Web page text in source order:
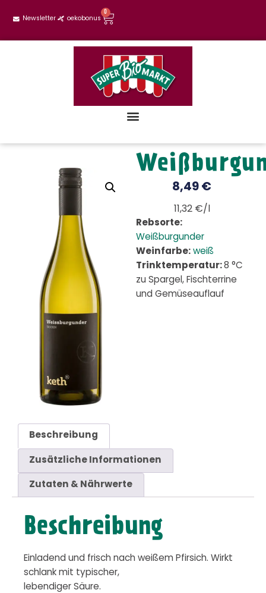
Newsletter oekobonus
0
8,49 €
11,32 €/l
Rebsorte:
Weißburgunder
Weinfarbe: weiß
Trinktemperatur: 8 °C
zu Spargel, Fischterrine
und Gemüseauflauf
Beschreibung
Zusätzliche Informationen
Zutaten & Nährwerte
Beschreibung
Einladend und frisch nach weißem Pfirsich. Wirkt
schlank mit typischer,
lebendiger Säure.